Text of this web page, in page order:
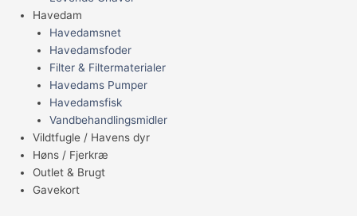
Havedam
Havedamsnet
Havedamsfoder
Filter & Filtermaterialer
Havedams Pumper
Havedamsfisk
Vandbehandlingsmidler
Vildtfugle / Havens dyr
Høns / Fjerkræ
Outlet & Brugt
Gavekort